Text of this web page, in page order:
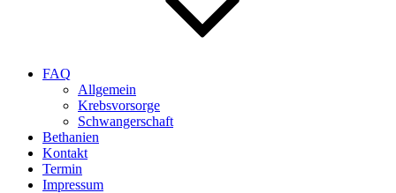
FAQ
Allgemein
Krebsvorsorge
Schwangerschaft
Bethanien
Kontakt
Termin
Impressum